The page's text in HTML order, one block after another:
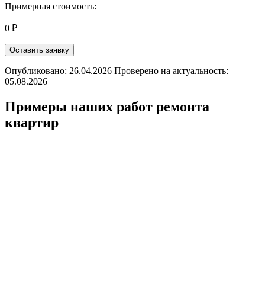
Примерная стоимость:
0 ₽
Оставить заявку
Опубликовано: 26.04.2026 Проверено на актуальность:
05.08.2026
Примеры наших работ ремонта
квартир